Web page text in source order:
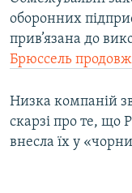
оборонних
прив’язана до
Брюссель
Низка компаній
скарзі про те, що
внесла їх у